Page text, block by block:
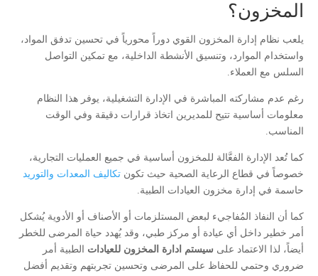
المخزون؟
يلعب نظام إدارة المخزون القوي دوراً محورياً في تحسين تدفق المواد،
واستخدام الموارد، وتنسيق الأنشطة الداخلية، مع تمكين التواصل
السلس مع العملاء.
رغم عدم مشاركته المباشرة في الإدارة التشغيلية، يوفر هذا النظام
معلومات أساسية تتيح للمديرين اتخاذ قرارات دقيقة وفي الوقت
المناسب.
كما تُعد الإدارة الفعَّالة للمخزون أساسية في جميع العمليات التجارية،
خصوصاً في قطاع الرعاية الصحية حيث تكون تكاليف المعدات والتوريد
حاسمة في إدارة مخزون العيادات الطبية.
كما أن النفاذ المُفاجيء لبعض المستلزمات أو الأصناف أو الأدوية يُشكل
أمر خطير داخل أي عيادة أو مركز طبي، وقد يُهدد حياة المرضى للخطر
أيضاً، لذا الاعتماد على سيستم ادارة المخزون للعيادات
الطبية أمر
ضروري وحتمي للحفاظ على المرضى وتحسين تجربتهم وتقديم أفضل